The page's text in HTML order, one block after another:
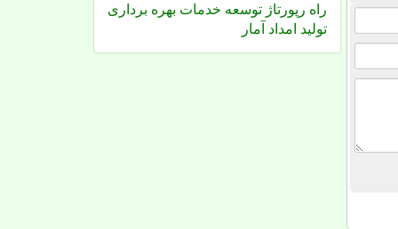
راه رپورتاژ توسعه خدمات بهره برداری
تولید امداد آمار